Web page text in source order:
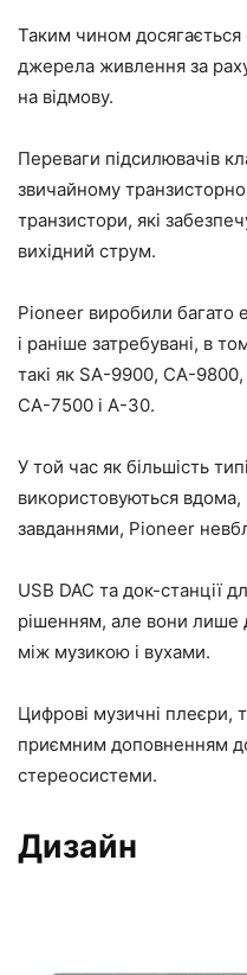
Таким чином
джерела живлення за
на відмову.
Переваги підсилювачів
звичайному
транзистори, які
вихідний струм.
Pioneer виробили багато
і раніше затребувані, в
такі як SA-9900, СА-
СА-7500 і А-30.
У той час як більшість
використовуються
завданнями, Pioneer
USB DAC та док-станції
рішенням, але вони лише
між музикою і вухами.
Цифрові музичні плеєри,
приємним доповненням
стереосистеми.
Дизайн